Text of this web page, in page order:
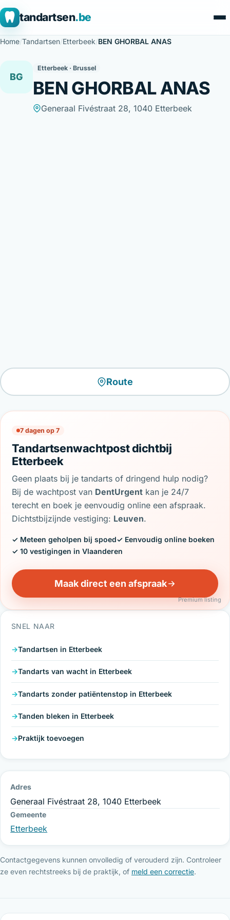
tandartsen.be
Home/Tandartsen/Etterbeek/BEN GHORBAL ANAS
BG
Etterbeek · Brussel
BEN GHORBAL ANAS
Generaal Fivéstraat 28, 1040 Etterbeek
Route
7 dagen op 7
Tandartsenwachtpost dichtbij
Etterbeek
Geen plaats bij je tandarts of dringend hulp nodig?
Bij de wachtpost van DentUrgent kan je 24/7
terecht en boek je eenvoudig online een afspraak.
Dichtstbijzijnde vestiging: Leuven.
✓ Meteen geholpen bij spoed✓ Eenvoudig online boeken
✓ 10 vestigingen in Vlaanderen
Maak direct een afspraak
Premium listing
SNEL NAAR
Tandartsen in Etterbeek
Tandarts van wacht in Etterbeek
Tandarts zonder patiëntenstop in Etterbeek
Tanden bleken in Etterbeek
Praktijk toevoegen
Adres
Generaal Fivéstraat 28, 1040 Etterbeek
Gemeente
Etterbeek
Contactgegevens kunnen onvolledig of verouderd zijn. Controleer
ze even rechtstreeks bij de praktijk, of meld een correctie.